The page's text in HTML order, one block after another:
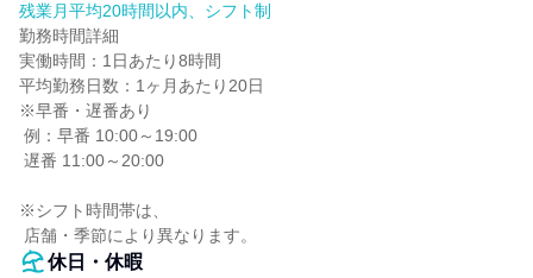
残業月平均20時間以内、シフト制
勤務時間詳細
実働時間：1日あたり8時間
平均勤務日数：1ヶ月あたり20日
※早番・遅番あり
※シフト時間帯は、
店舗・季節により異なります。
休日・休暇